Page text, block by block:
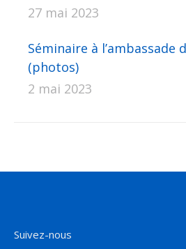
27 mai 2023
Séminaire à l’ambassade
(photos)
2 mai 2023
Suivez-nous